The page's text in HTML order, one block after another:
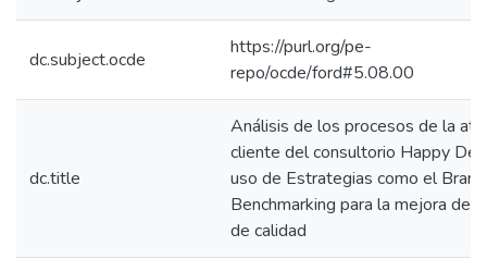
dc.subject.ocde
https://purl.org/pe-
repo/ocde/ford#5.08.00
dc.title
Análisis de los procesos de la
cliente del consultorio Happy
uso de Estrategias como el
Benchmarking para la mejora de
de calidad